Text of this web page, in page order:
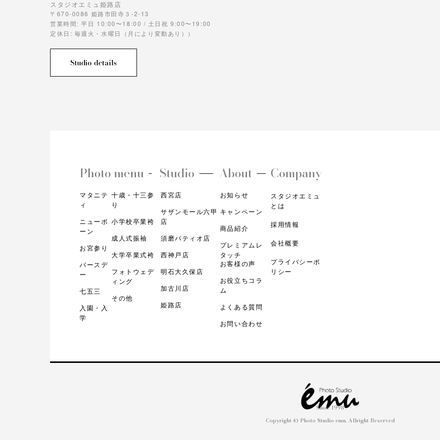
スタジオエミュ姫路店
〒670-0086 姫路市田寺３-2-13
営業時間: 平日 10:00〜18:00 / 土日祝 9:00〜19:00
定休日: 毎週火・水曜日（月により変動あり））
Studio details
Photo menu
マタニテ
ィ
ニューボ
ーン
お宮参り
バースデ
ー
七五三
入園・入
学
十歳・十三参
り
小学校卒業袴
成人式振袖
大学卒業式袴
フォトウェデ
ィング
その他
Studio
西宮店
サザンモール六甲
店
須磨パティオ店
西神戸店
明石大久保店
加古川店
姫路店
About
お知らせ
キャンペーン
商品紹介
プレミアムレ
タッチ
お客様の声
お役立ちコラ
ム
よくある質問
お問い合わせ
Company
スタジオエミュ
とは
採用情報
会社概要
プライバシーポ
リシー
Since 1998
Copyright © Photo Studio emu. Allright Reserved